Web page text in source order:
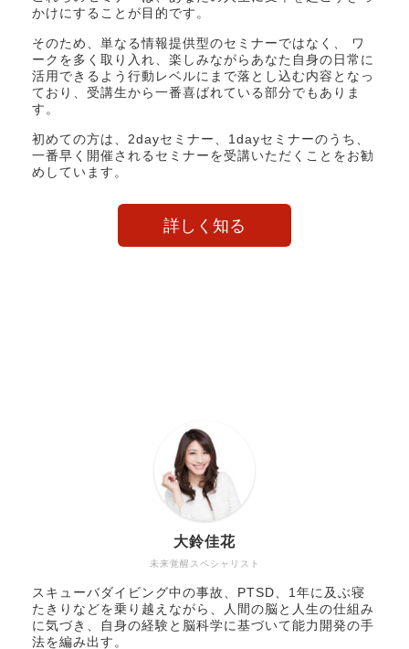
かけにすることが目的です。
そのため、単なる情報提供型のセミナーではなく、 ワ
ークを多く取り入れ、楽しみながらあなた自身の日常に
活用できるよう行動レベルにまで落とし込む内容となっ
ており、受講生から一番喜ばれている部分でもありま
す。
初めての方は、2dayセミナー、1dayセミナーのうち、
一番早く開催されるセミナーを受講いただくことをお勧
めしています。
詳しく知る
未来覚醒スペシャリスト
大鈴佳花
スキューバダイビング中の事故、PTSD、1年に及ぶ寝
たきりなどを乗り越えながら、人間の脳と人生の仕組み
に気づき、自身の経験と脳科学に基づいて能力開発の手
法を編み出す。